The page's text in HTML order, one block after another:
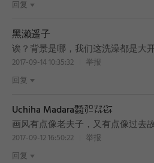
回复
黑濑遥子
诶？背景是哪，我们这洗澡都是大
2017-09-14 10:35:32
举报
回复
Uchiha Madara㍿㌍㍑㌫
画风有点像老夫子，又有点像过去
2017-09-12 16:50:22
举报
回复